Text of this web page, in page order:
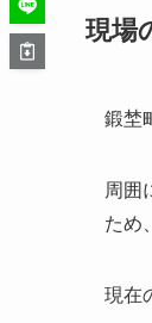
現場
鍛埜
周囲
ため
現在